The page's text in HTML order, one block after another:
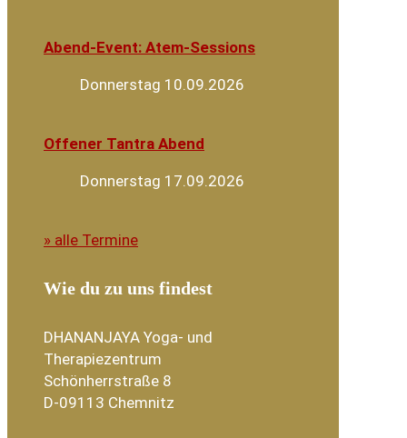
Abend-Event: Atem-Sessions
Donnerstag 10.09.2026
Offener Tantra Abend
Donnerstag 17.09.2026
» alle Termine
Wie du zu uns findest
DHANANJAYA Yoga- und
Therapiezentrum
Schönherrstraße 8
D-09113 Chemnitz